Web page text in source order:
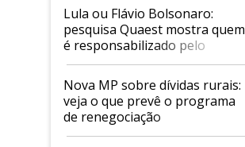
Lula ou Flávio Bolsonaro:
pesquisa Quaest mostra quem
é responsabilizado pelo
tarifaço dos EUA
Nova MP sobre dívidas rurais:
veja o que prevê o programa
de renegociação